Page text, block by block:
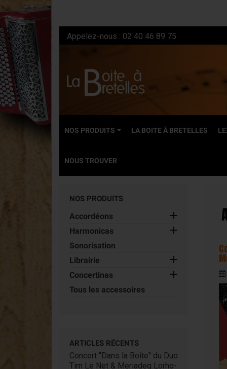
Appelez-nous : 02 40 46 89 75
NOS PRODUITS
Accordéons
LA BOITE À BRETELLES
NOUS TROUVER
NOS PRODUITS
Accordéons 
Harmonicas 
Sonorisation
Librairie

Concertinas 
Tous les accessoires
ARTICLES RÉCENTS
Concert "Dans la Boîte" du Duo
Tim Le Net & Meriadeg Lorho-